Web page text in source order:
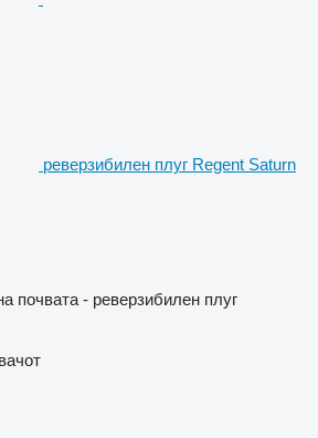
реверзибилен плуг Regent Saturn
почвата - реверзибилен плуг